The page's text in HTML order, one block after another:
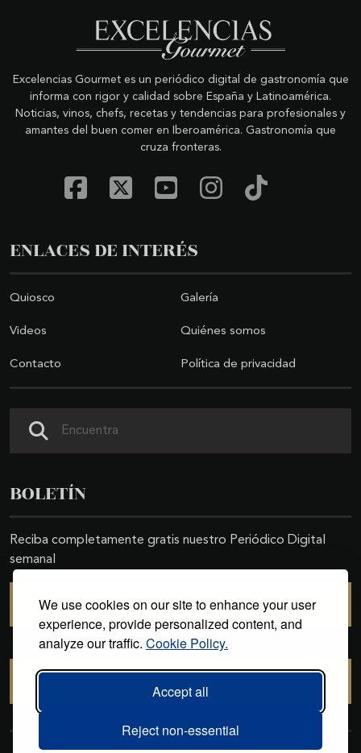
We use cookies on our site to enhance your user
experience, provide personalized content, and
analyze our traffic. Cookie Policy.
Accept all
Reject non-essential
Excelencias Gourmet es un periódico digital de gastronomía que
informa con rigor y calidad sobre España y Latinoamérica.
Noticias, vinos, chefs, recetas y tendencias para profesionales y
amantes del buen comer en Iberoamérica. Gastronomía que
cruza fronteras.
ENLACES DE INTERÉS
Quiosco Galería
Videos Quiénes somos
Contacto Política de privacidad
BOLETÍN
Reciba completamente gratis nuestro Periódico Digital
semanal
SUSCRIBIRSE